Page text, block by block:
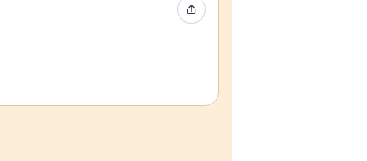
Partager l’événement